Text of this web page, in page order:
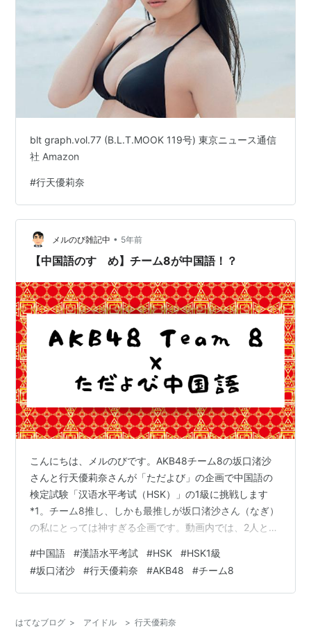
blt graph.vol.77 (B.L.T.MOOK 119号) 東京ニュース通信
社 Amazon
#行天優莉奈
メルのび雑記中 • 5年前
【中国語のすゝめ】チーム8が中国語！？
こんにちは、メルのびです。AKB48チーム8の坂口渚沙
さんと行天優莉奈さんが「ただよび」の企画で中国語の
検定試験「汉语水平考试（HSK）」の1級に挑戦します
*1。チーム8推し、しかも最推しが坂口渚沙さん（なぎ）
の私にとっては神すぎる企画です。動画内では、2人とも
中国語興味0の人ではなくて嬉しいです。 2人の名前を中
国語で 日本語漢字 中国語簡体字 拼音（ピンイン） 坂口
渚沙 坂口 渚沙 Bǎnkǒu Zhǔshā 行天 優莉奈 行天 优莉奈
人民共和国教育部直属の…
#中国語 #漢語水平考試 #HSK #HSK1級
#坂口渚沙 #行天優莉奈 #AKB48 #チーム8
はてなブログ > アイドル > 行天優莉奈